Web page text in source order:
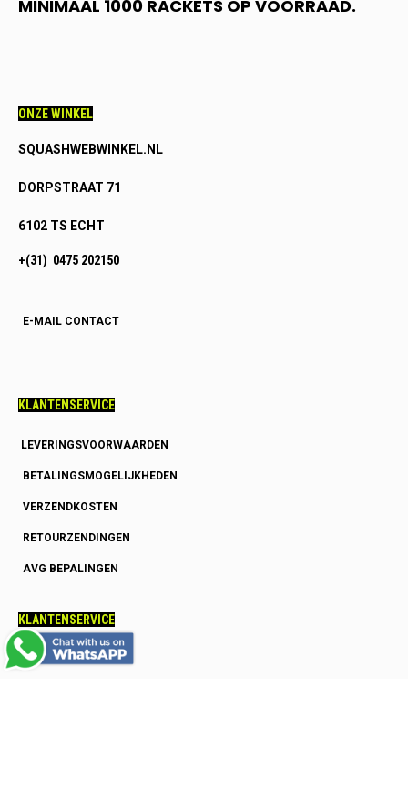
MINIMAAL 1000 RACKETS OP VOORRAAD.
ONZE WINKEL
SQUASHWEBWINKEL.NL
DORPSTRAAT 71
6102 TS ECHT
+(31) 0475 202150
E-MAIL CONTACT
KLANTENSERVICE
LEVERINGSVOORWAARDEN
BETALINGSMOGELIJKHEDEN
VERZENDKOSTEN
RETOURZENDINGEN
AVG BEPALINGEN
KLANTENSERVICE
OVER ONS